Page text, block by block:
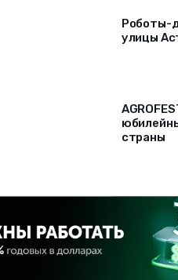
Роботы-
улицы
страны